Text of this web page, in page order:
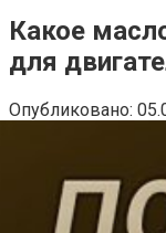
Какое
для
Опубликовано: